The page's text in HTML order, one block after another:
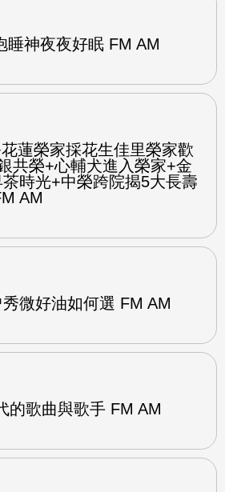
睡神夜夜好眠 FM AM
蓮榮家採花生佳里榮家歡
共榮+心輔犬進入榮家+金
茶時光+中榮跨院揭5大長壽
AM
微好油如何選 FM AM
的歌曲與歌手 FM AM